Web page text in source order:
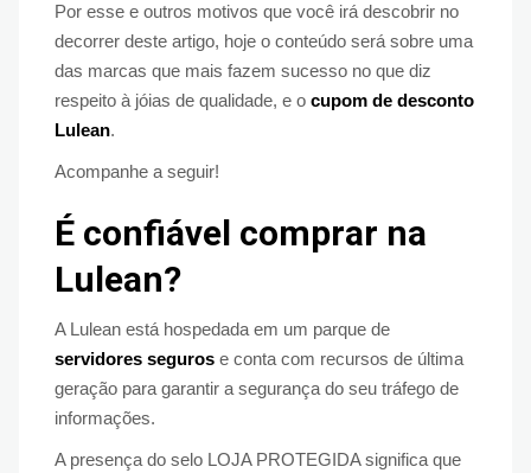
Por esse e outros motivos que você irá descobrir no
decorrer deste artigo, hoje o conteúdo será sobre uma
das marcas que mais fazem sucesso no que diz
respeito à jóias de qualidade, e o cupom de desconto
Lulean.
Acompanhe a seguir!
É confiável comprar na
Lulean?
A Lulean está hospedada em um parque de
servidores seguros e conta com recursos de última
geração para garantir a segurança do seu tráfego de
informações.
A presença do selo LOJA PROTEGIDA significa que